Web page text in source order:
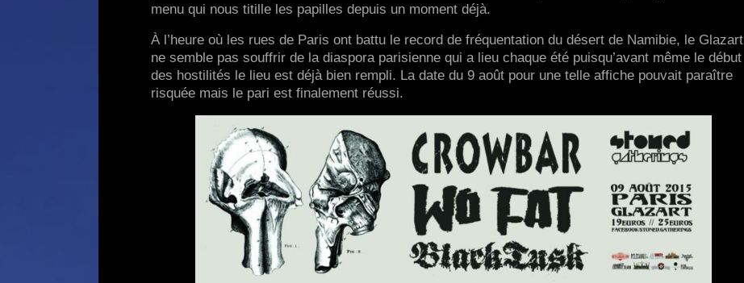
menu qui nous titille les papilles depuis un moment déjà.
À l’heure où les rues de Paris ont battu le record de fréquentation du désert de Namibie, le Glazart
ne semble pas souffrir de la diaspora parisienne qui a lieu chaque été puisqu’avant même le début
des hostilités le lieu est déjà bien rempli. La date du 9 août pour une telle affiche pouvait paraître
risquée mais le pari est finalement réussi.